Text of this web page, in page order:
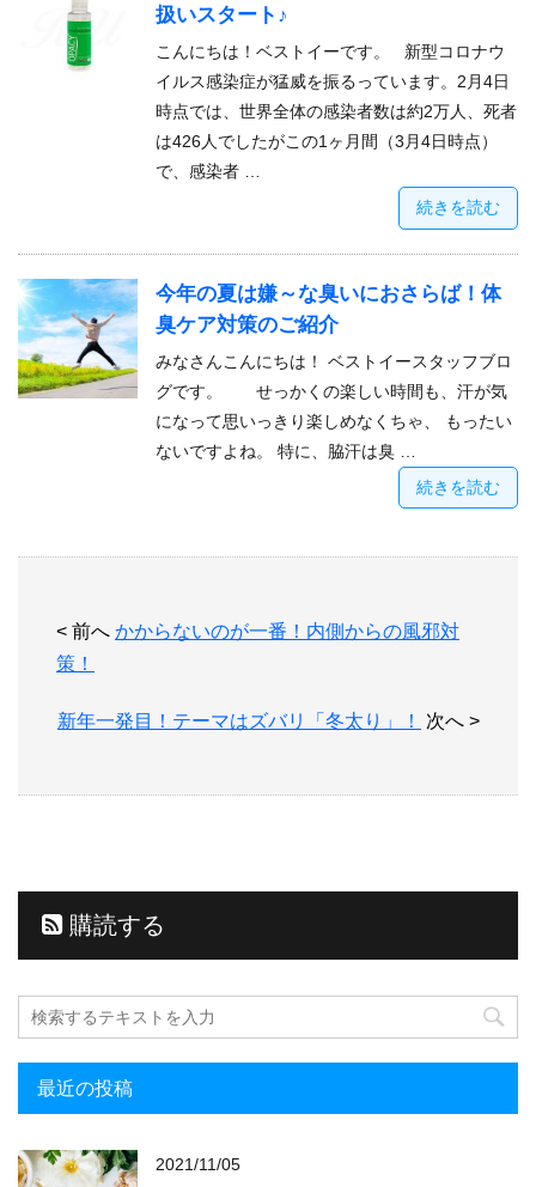
扱いスタート♪
こんにちは！ベストイーです。 新型コロナウ
イルス感染症が猛威を振るっています。2月4日
時点では、世界全体の感染者数は約2万人、死者
は426人でしたがこの1ヶ月間（3月4日時点）
で、感染者 …
続きを読む
今年の夏は嫌～な臭いにおさらば！体
臭ケア対策のご紹介
みなさんこんにちは！ ベストイースタッフブロ
グです。 せっかくの楽しい時間も、汗が気
になって思いっきり楽しめなくちゃ、 もったい
ないですよね。 特に、脇汗は臭 …
続きを読む
< 前へ かからないのが一番！内側からの風邪対
策！
新年一発目！テーマはズバリ「冬太り」！ 次へ >
購読する
最近の投稿
2021/11/05